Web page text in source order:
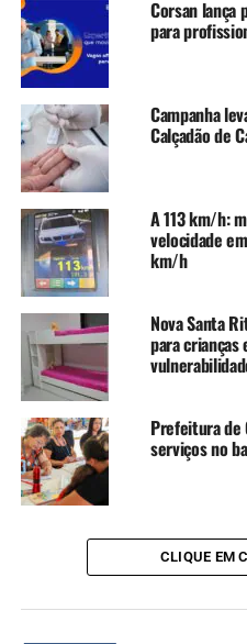
Festa na avenida
Depois da passagem da
e Império da Mathias
Antes da última escola
Cabeção chamou o público
Com a abertura dos portões
agremiações, a comunidade
integrantes da escola para
Canoas.
TÓPICOS RELACIONADOS:
CULTURA
A SEGUIR UP
31ª Feira do Peixe de
NÃO SE ESQUEÇA
Furgão do CineSolar
Corsan lança
para
Campanha
Calçadão de
A 113 km/h:
velocidade
km/h
Nova Santa
para crianças
Prefeitura de
serviços no
CLIQUE EM